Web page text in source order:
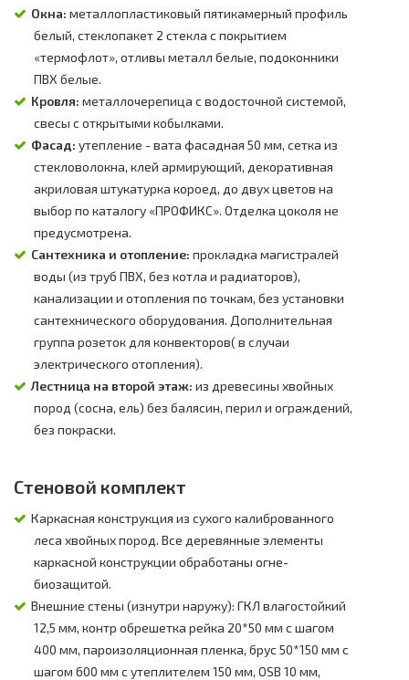
Окна: металлопластиковый пятикамерный профиль
белый, стеклопакет 2 стекла с покрытием
«термофлот», отливы металл белые, подоконники
ПВХ белые.
Кровля: металлочерепица с водосточной системой,
свесы с открытыми кобылками.
Фасад: утепление - вата фасадная 50 мм, сетка из
стекловолокна, клей армирующий, декоративная
акриловая штукатурка короед, до двух цветов на
выбор по каталогу «ПРОФИКС». Отделка цоколя не
предусмотрена.
Сантехника и отопление: прокладка магистралей
воды (из труб ПВХ, без котла и радиаторов),
канализации и отопления по точкам, без установки
сантехнического оборудования. Дополнительная
группа розеток для конвекторов( в случаи
электрического отопления).
Лестница на второй этаж: из древесины хвойных
пород (сосна, ель) без балясин, перил и ограждений,
без покраски.
Стеновой комплект
Каркасная конструкция из сухого калиброванного
леса хвойных пород. Все деревянные элементы
каркасной конструкции обработаны огне-
биозащитой.
Внешние стены (изнутри наружу): ГКЛ влагостойкий
12,5 мм, контр обрешетка рейка 20*50 мм с шагом
400 мм, пароизоляционная пленка, брус 50*150 мм с
шагом 600 мм с утеплителем 150 мм, OSB 10 мм,